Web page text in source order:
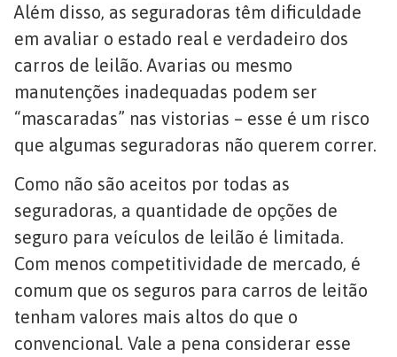
Além disso, as seguradoras têm dificuldade
em avaliar o estado real e verdadeiro dos
carros de leilão. Avarias ou mesmo
manutenções inadequadas podem ser
“mascaradas” nas vistorias – esse é um risco
que algumas seguradoras não querem correr.
Como não são aceitos por todas as
seguradoras, a quantidade de opções de
seguro para veículos de leilão é limitada.
Com menos competitividade de mercado, é
comum que os seguros para carros de leitão
tenham valores mais altos do que o
convencional. Vale a pena considerar esse